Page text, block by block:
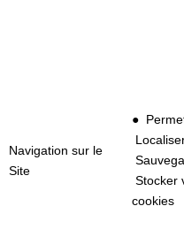
Navigation sur le
Site
●
Stocker
cookies